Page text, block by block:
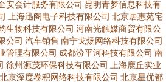
安会计服务有限公司 昆明青梦信息科技有
上海迅阁电子科技有限公司 北京居惠苑宅
生物科技有限公司 河南光触媒商贸有限公
公司 汽车销售 南宁戈炀网络科技有限公司
管理有限公司 成都汾平河科技有限公司 南
徐州源茂环保科技有限公司
上海鹿丘实业
北京深度卷积网络科技有限公司 北京星优都